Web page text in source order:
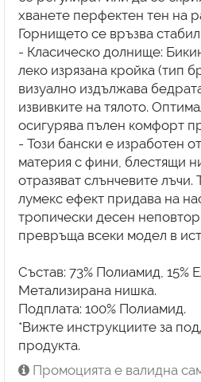
хванете перфектен тен на
Горнището се връзва
- Класическо долнище:
леко изрязана кройка (тип
визуално издължава
извивките на тялото.
осигурява пълен комфорт
- Този бански е изработен
материя с фини, блестящи
отразяват слънчевите лъчи.
лумекс ефект придава на
тропически десен
превръща всеки модел в
Състав: 73% Полиамид, 15%
Метализирана нишка.
Подплата: 100% Полиамид.
*Вижте инструкциите за
продукта.
Промоцията е валидна